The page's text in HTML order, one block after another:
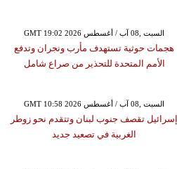
GMT 19:02 2026 السبت ,08 آب / أغسطس
هجمات حوثية تستهدف مأرب ونجران وتدفع
الأمم المتحدة للتحذير من صراع شامل
GMT 10:58 2026 السبت ,08 آب / أغسطس
إسرائيل تقصف جنوب لبنان وتتقدم نحو زوطر
الغربية في تصعيد جديد